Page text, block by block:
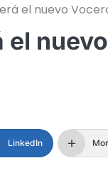
el nuevo
el
LinkedIn